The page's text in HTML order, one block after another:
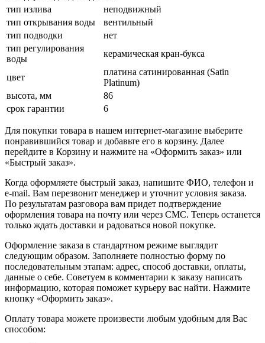
тип излива
неподвижный
тип открывания воды
вентильный
тип подводки
нет
тип регулирования
воды
керамическая кран-букса
цвет
платина сатинированная (Satin
Platinum)
высота, мм
86
срок гарантии
6
Для покупки товара в нашем интернет-магазине выберите
понравившийся товар и добавьте его в корзину. Далее
перейдите в Корзину и нажмите на «Оформить заказ» или
«Быстрый заказ».
Когда оформляете быстрый заказ, напишите ФИО, телефон и
e-mail. Вам перезвонит менеджер и уточнит условия заказа.
По результатам разговора вам придет подтверждение
оформления товара на почту или через СМС. Теперь останется
только ждать доставки и радоваться новой покупке.
Оформление заказа в стандартном режиме выглядит
следующим образом. Заполняете полностью форму по
последовательным этапам: адрес, способ доставки, оплаты,
данные о себе. Советуем в комментарии к заказу написать
информацию, которая поможет курьеру вас найти. Нажмите
кнопку «Оформить заказ».
Оплату товара можете произвести любым удобным для Вас
способом: